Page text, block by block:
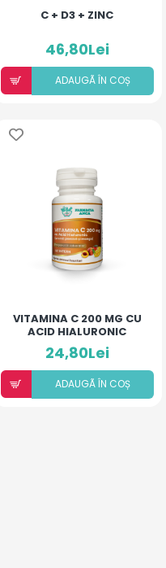
C + D3 + ZINC
46,80Lei
ADAUGÃ ÎN COȘ
VITAMINA C 200 MG CU
ACID HIALURONIC
(AROMĂ PIERSICĂ ȘI
MANGO) X 30CP
24,80Lei
ADAUGÃ ÎN COȘ